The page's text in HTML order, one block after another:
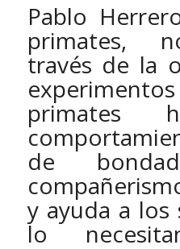
Pablo
primates,
través de la
primates
de
y ayuda a los
lo